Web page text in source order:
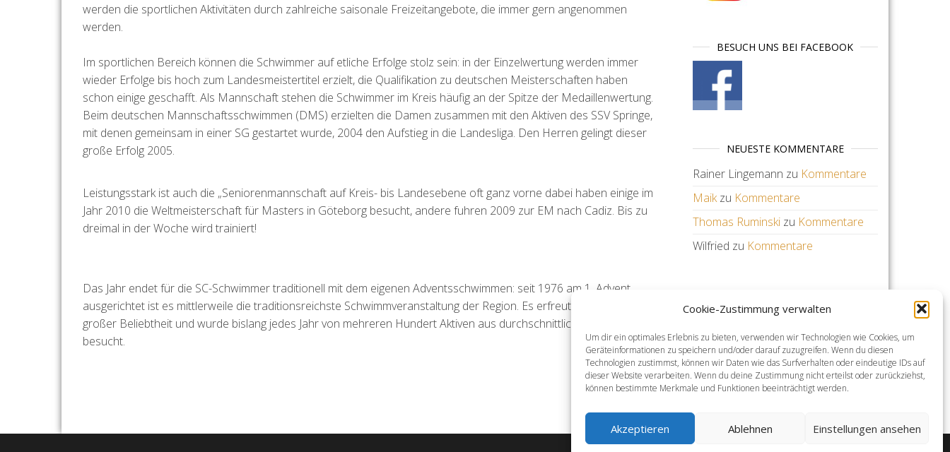
Cookie-Zustimmung verwalten
Um dir ein optimales Erlebnis zu bieten, verwenden wir Technologien wie Cookies, um
Geräteinformationen zu speichern und/oder darauf zuzugreifen. Wenn du diesen
Technologien zustimmst, können wir Daten wie das Surfverhalten oder eindeutige IDs auf
dieser Website verarbeiten. Wenn du deine Zustimmung nicht erteilst oder zurückziehst,
können bestimmte Merkmale und Funktionen beeinträchtigt werden.
Akzeptieren Ablehnen Einstellungen ansehen
werden die sportlichen Aktivitäten durch zahlreiche saisonale Freizeitangebote, die immer gern angenommen
werden.
Im sportlichen Bereich können die Schwimmer auf etliche Erfolge stolz sein: in der Einzelwertung werden immer
wieder Erfolge bis hoch zum Landesmeistertitel erzielt, die Qualifikation zu deutschen Meisterschaften haben
schon einige geschafft. Als Mannschaft stehen die Schwimmer im Kreis häufig an der Spitze der Medaillenwertung.
Beim deutschen Mannschaftsschwimmen (DMS) erzielten die Damen zusammen mit den Aktiven des SSV Springe,
mit denen gemeinsam in einer SG gestartet wurde, 2004 den Aufstieg in die Landesliga. Den Herren gelingt dieser
große Erfolg 2005.
Leistungsstark ist auch die „Seniorenmannschaft auf Kreis- bis Landesebene oft ganz vorne dabei haben einige im
Jahr 2010 die Weltmeisterschaft für Masters in Göteborg besucht, andere fuhren 2009 zur EM nach Cadiz. Bis zu
dreimal in der Woche wird trainiert!
Das Jahr endet für die SC-Schwimmer traditionell mit dem eigenen Adventsschwimmen: seit 1976 am 1. Advent
ausgerichtet ist es mittlerweile die traditionsreichste Schwimmveranstaltung der Region. Es erfreut sich regelmäßig
großer Beliebtheit und wurde bislang jedes Jahr von mehreren Hundert Aktiven aus durchschnittlich 15 Vereinen
besucht.
BESUCH UNS BEI FACEBOOK
NEUESTE KOMMENTARE
Rainer Lingemann zu Kommentare
Maikzu Kommentare
Thomas Ruminskizu Kommentare
Wilfried zu Kommentare
BSH
LSN
DSV
Hallenbad Awb